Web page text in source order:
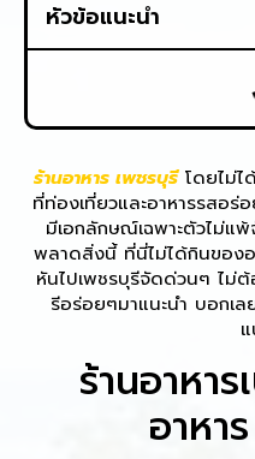
หัวข้อแนะนำ
ร้านอาหาร เพชรบุรี โดยไม่ไ
ที่ท่องเที่ยวและอาหารรสอ
มีเอกลักษณ์เฉพาะตัวไม่แ
พลาดสิ่งนี้ ที่นี่ไม่ได้กินของอ
หันไปเพชรบุรีจัดด่วนๆ ไม่
รีอร่อยๆมาแนะนำ บอกเ
ร้านอาหา
อาหา